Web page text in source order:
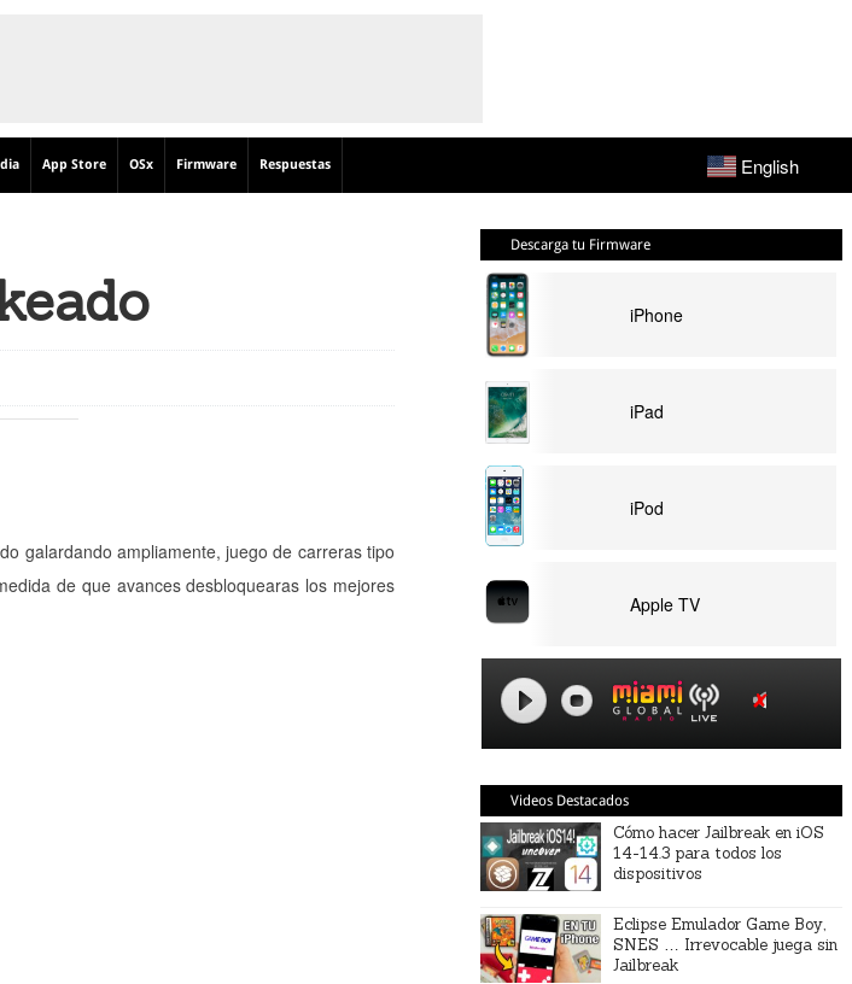
App Store OSx Firmware Respuestas English
galardando ampliamente, juego de carreras tipo
de que avances desbloquearas los mejores
Descarga tu Firmware
iPhone
iPad
iPod
Apple TV
Videos Destacados
Cómo hacer Jailbreak en iOS
14-14.3 para todos los
dispositivos
Eclipse Emulador Game Boy,
SNES … Irrevocable juega sin
Jailbreak